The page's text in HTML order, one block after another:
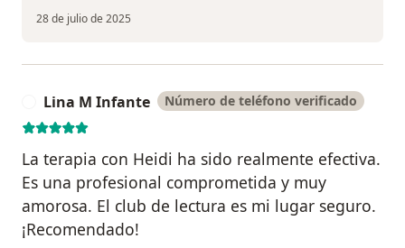
28 de julio de 2025
Lina M Infante Número de teléfono verificado
La terapia con Heidi ha sido realmente efectiva.
Es una profesional comprometida y muy
amorosa. El club de lectura es mi lugar seguro.
¡Recomendado!